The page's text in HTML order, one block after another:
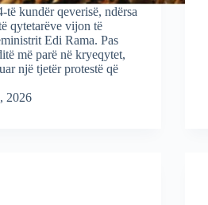
të kundër qeverisë, ndërsa
qytetarëve vijon të
Edi Rama. Pas
më parë në kryeqytet,
një tjetër protestë që
2026